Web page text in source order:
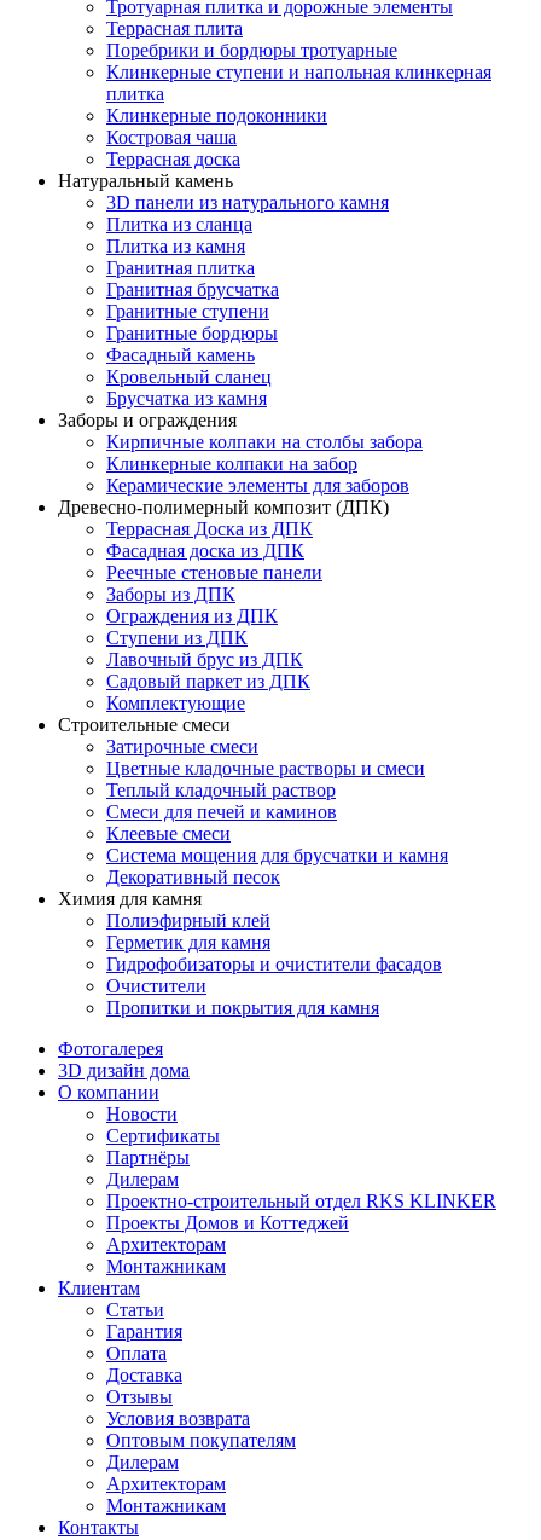
Тротуарная плитка и дорожные элементы
Террасная плита
Поребрики и бордюры тротуарные
Клинкерные ступени и напольная клинкерная
плитка
Клинкерные подоконники
Костровая чаша
Террасная доска
Натуральный камень
3D панели из натурального камня
Плитка из сланца
Плитка из камня
Гранитная плитка
Гранитная брусчатка
Гранитные ступени
Гранитные бордюры
Фасадный камень
Кровельный сланец
Брусчатка из камня
Заборы и ограждения
Кирпичные колпаки на столбы забора
Клинкерные колпаки на забор
Керамические элементы для заборов
Древесно-полимерный композит (ДПК)
Террасная Доска из ДПК
Фасадная доска из ДПК
Реечные стеновые панели
Заборы из ДПК
Ограждения из ДПК
Ступени из ДПК
Лавочный брус из ДПК
Садовый паркет из ДПК
Комплектующие
Строительные смеси
Затирочные смеси
Цветные кладочные растворы и смеси
Теплый кладочный раствор
Смеси для печей и каминов
Клеевые смеси
Система мощения для брусчатки и камня
Декоративный песок
Химия для камня
Полиэфирный клей
Герметик для камня
Гидрофобизаторы и очистители фасадов
Очистители
Пропитки и покрытия для камня
Фотогалерея
3D дизайн дома
О компании
Новости
Сертификаты
Партнёры
Дилерам
Проектно-строительный отдел RKS KLINKER
Проекты Домов и Коттеджей
Архитекторам
Монтажникам
Клиентам
Статьи
Гарантия
Оплата
Доставка
Отзывы
Условия возврата
Оптовым покупателям
Дилерам
Архитекторам
Монтажникам
Контакты